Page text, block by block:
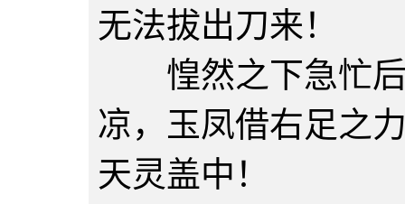
无法拔出刀来！
惶然之下急忙后
凉，玉凤借右足之
天灵盖中！